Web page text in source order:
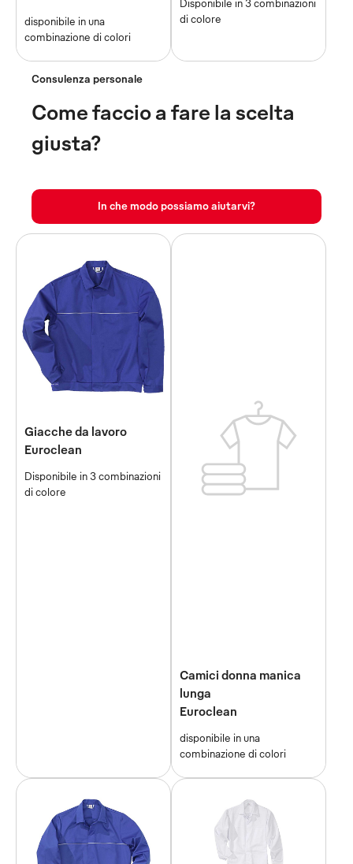
disponibile in una
combinazione di colori
Disponibile in 3 combinazioni
di colore
Consulenza personale
Come faccio a fare la scelta
giusta?
In che modo possiamo aiutarvi?
Giacche da lavoro
Euroclean
Disponibile in 3 combinazioni
di colore
Camici donna manica
lunga
Euroclean
disponibile in una
combinazione di colori